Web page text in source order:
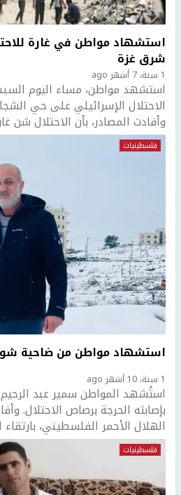
استشهاد مواطن في غارة
شرق غزة
1 سنة، 7 أشهر ago
استشهد مواطن، مساء اليوم
الاحتلال الإسرائيلي على حي
وأفادت المصادر، بأن الاحتلال شن
فلسطينيات
استشهاد مواطن من ضاحية
1 سنة، 10 أشهر ago
بإصابته الحرجة برصاص الاحتلال.
الهلال الأحمر الفلسطيني،
فلسطينيات